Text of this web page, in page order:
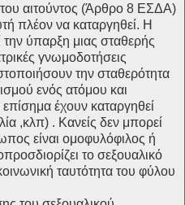
του αιτούντος (Άρθρο 8 ΕΣΔΑ)
πλέον να καταργηθεί. Η
την ύπαρξη μιας σταθερής
γνωμοδοτήσεις
την σταθερότητα
ενός ατόμου και
έχουν καταργηθεί
,κλπ) . Κανείς δεν μπορεί
είναι ομοφυλόφιλος ή
το σεξουαλικό
ταυτότητα του φύλου